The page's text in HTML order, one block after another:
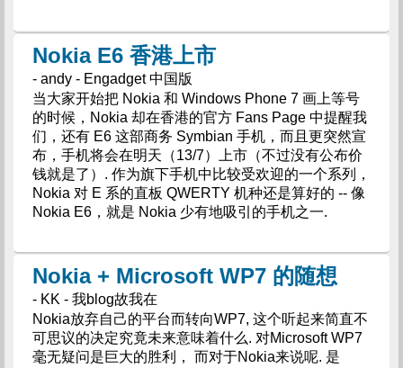
Nokia E6 香港上市
- andy - Engadget 中国版
当大家开始把 Nokia 和 Windows Phone 7 画上等号
的时候，Nokia 却在香港的官方 Fans Page 中提醒我
们，还有 E6 这部商务 Symbian 手机，而且更突然宣
布，手机将会在明天（13/7）上市（不过没有公布价
钱就是了）. 作为旗下手机中比较受欢迎的一个系列，
Nokia 对 E 系的直板 QWERTY 机种还是算好的 -- 像
Nokia E6，就是 Nokia 少有地吸引的手机之一.
Nokia + Microsoft WP7 的随想
- KK - 我blog故我在
Nokia放弃自己的平台而转向WP7, 这个听起来简直不
可思议的决定究竟未来意味着什么. 对Microsoft WP7
毫无疑问是巨大的胜利， 而对于Nokia来说呢. 是